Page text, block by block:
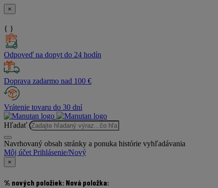
×
{ }
Odpoveď na dopyt do 24 hodín
Doprava zadarmo nad 100 €
Vrátenie tovaru do 30 dní
Hľadať
Navrhovaný obsah stránky a ponuka histórie vyhľadávania
Môj účet Prihlásenie/Nový
×
% nových položiek: Nová položka: